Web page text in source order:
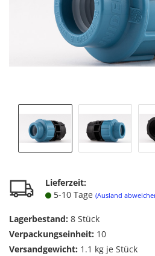
Lieferzeit:
5-10 Tage (Ausland
Lagerbestand: 8 Stück
Verpackungseinheit: 10
Versandgewicht: 1.1 kg je Stück